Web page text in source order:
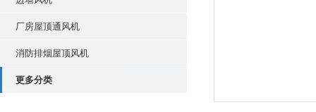
厂房屋顶通风机
消防排烟屋顶风机
更多分类